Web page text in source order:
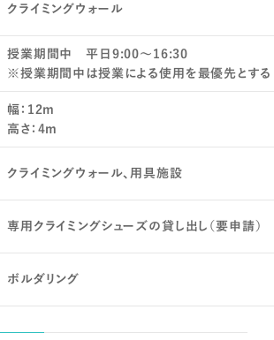
クライミングウォール
授業期間中 平日9:00～16:30
※授業期間中は授業による使用を最優先とする
幅：12m
高さ：4m
クライミングウォール、用具施設
専用クライミングシューズの貸し出し（要申請）
ボルダリング